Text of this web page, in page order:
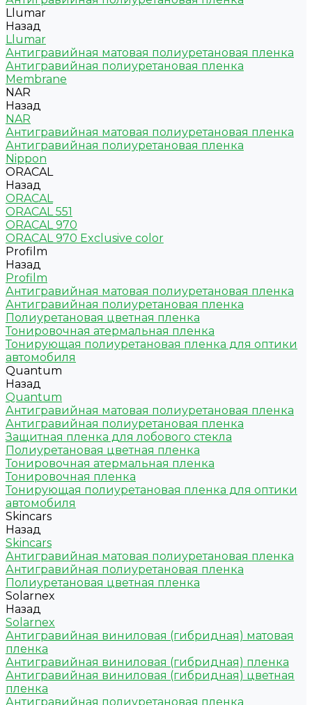
Llumar
Назад
Llumar
Антигравийная матовая полиуретановая пленка
Антигравийная полиуретановая пленка
Membrane
NAR
Назад
NAR
Антигравийная матовая полиуретановая пленка
Антигравийная полиуретановая пленка
Nippon
ORACAL
Назад
ORACAL
ORACAL 551
ORACAL 970
ORACAL 970 Exclusive color
Profilm
Назад
Profilm
Антигравийная матовая полиуретановая пленка
Антигравийная полиуретановая пленка
Полиуретановая цветная пленка
Тонировочная атермальная пленка
Тонирующая полиуретановая пленка для оптики
автомобиля
Quantum
Назад
Quantum
Антигравийная матовая полиуретановая пленка
Антигравийная полиуретановая пленка
Защитная пленка для лобового стекла
Полиуретановая цветная пленка
Тонировочная атермальная пленка
Тонировочная пленка
Тонирующая полиуретановая пленка для оптики
автомобиля
Skincars
Назад
Skincars
Антигравийная матовая полиуретановая пленка
Антигравийная полиуретановая пленка
Полиуретановая цветная пленка
Solarnex
Назад
Solarnex
Антигравийная виниловая (гибридная) матовая
пленка
Антигравийная виниловая (гибридная) пленка
Антигравийная виниловая (гибридная) цветная
пленка
Антигравийная полиуретановая пленка